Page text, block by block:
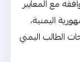
مع المعايير
اليمنية،
الطالب اليمني